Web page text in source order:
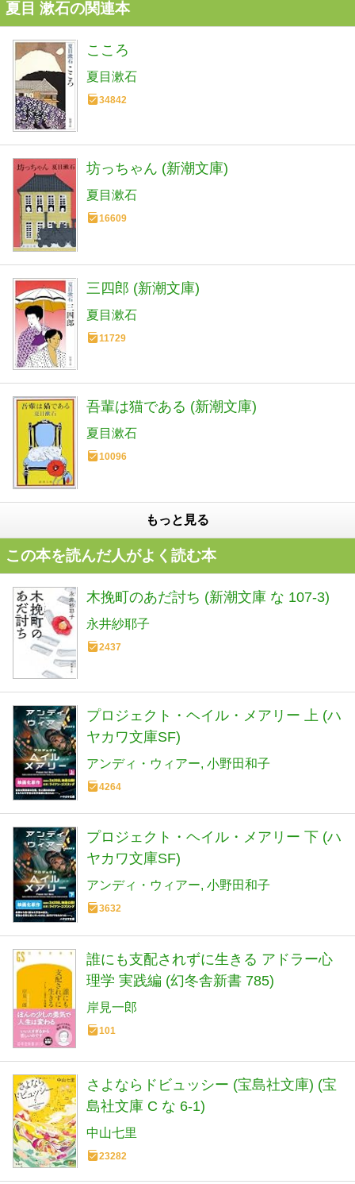
夏目 漱石の関連本
こころ
夏目漱石
34842
坊っちゃん (新潮文庫)
夏目漱石
16609
三四郎 (新潮文庫)
夏目漱石
11729
吾輩は猫である (新潮文庫)
夏目漱石
10096
もっと見る
この本を読んだ人がよく読む本
木挽町のあだ討ち (新潮文庫 な 107-3)
永井紗耶子
2437
プロジェクト・ヘイル・メアリー 上 (ハ
ヤカワ文庫SF)
アンディ・ウィアー 小野田和子
4264
プロジェクト・ヘイル・メアリー 下 (ハ
ヤカワ文庫SF)
アンディ・ウィアー 小野田和子
3632
誰にも支配されずに生きる アドラー心
理学 実践編 (幻冬舎新書 785)
岸見一郎
101
さよならドビュッシー (宝島社文庫) (宝
島社文庫 C な 6-1)
中山七里
23282